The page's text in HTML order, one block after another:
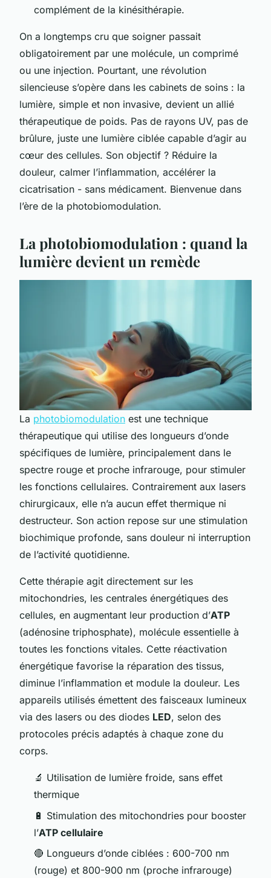
complément de la kinésithérapie.
On a longtemps cru que soigner passait
obligatoirement par une molécule, un comprimé
ou une injection. Pourtant, une révolution
silencieuse s’opère dans les cabinets de soins : la
lumière, simple et non invasive, devient un allié
thérapeutique de poids. Pas de rayons UV, pas de
brûlure, juste une lumière ciblée capable d’agir au
cœur des cellules. Son objectif ? Réduire la
douleur, calmer l’inflammation, accélérer la
cicatrisation - sans médicament. Bienvenue dans
l’ère de la photobiomodulation.
La photobiomodulation : quand la
lumière devient un remède
La photobiomodulation est une technique
thérapeutique qui utilise des longueurs d’onde
spécifiques de lumière, principalement dans le
spectre rouge et proche infrarouge, pour stimuler
les fonctions cellulaires. Contrairement aux lasers
chirurgicaux, elle n’a aucun effet thermique ni
destructeur. Son action repose sur une stimulation
biochimique profonde, sans douleur ni interruption
de l’activité quotidienne.
Cette thérapie agit directement sur les
mitochondries, les centrales énergétiques des
cellules, en augmentant leur production d’ATP
(adénosine triphosphate), molécule essentielle à
toutes les fonctions vitales. Cette réactivation
énergétique favorise la réparation des tissus,
diminue l’inflammation et module la douleur. Les
appareils utilisés émettent des faisceaux lumineux
via des lasers ou des diodes LED, selon des
protocoles précis adaptés à chaque zone du
corps.
🔬 Utilisation de lumière froide, sans effet
thermique
🔋 Stimulation des mitochondries pour booster
l’ATP cellulaire
🔴 Longueurs d’onde ciblées : 600-700 nm
(rouge) et 800-900 nm (proche infrarouge)